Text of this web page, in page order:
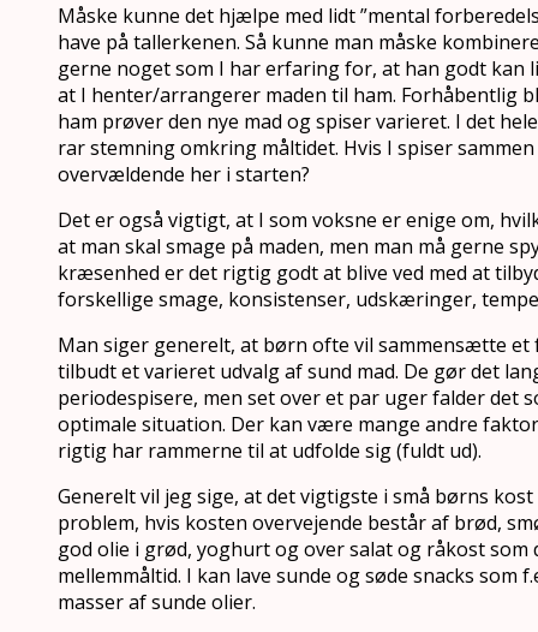
Måske kunne det hjælpe med lidt ”mental
have på tallerkenen. Så kunne man måske
gerne noget som I har erfaring for, at han godt kan
at I henter/arrangerer maden til ham. Forhåbentlig
ham prøver den nye mad og spiser varieret. I det
rar stemning omkring måltidet. Hvis I spiser
overvældende her i starten?
Det er også vigtigt, at I som voksne er enige om,
at man skal smage på maden, men man må gerne
kræsenhed er det rigtig godt at blive ved med at
forskellige smage, konsistenser, udskæringer,
Man siger generelt, at børn ofte vil sammensætte
tilbudt et varieret udvalg af sund mad. De gør det
periodespisere, men set over et par uger falder det
optimale situation. Der kan være mange andre
rigtig har rammerne til at udfolde sig (fuldt ud).
Generelt vil jeg sige, at det vigtigste i små børns
problem, hvis kosten overvejende består af brød,
god olie i grød, yoghurt og over salat og råkost som
mellemmåltid. I kan lave sunde og søde snacks
masser af sunde olier.